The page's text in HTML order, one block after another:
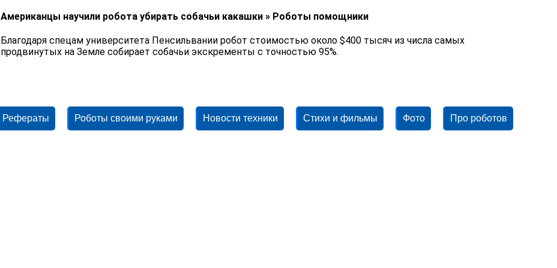
Американцы научили робота убирать собачьи какашки » Роботы помощники
Благодаря спецам университета Пенсильвании робот стоимостью около $400 тысяч из числа самых
продвинутых на Земле собирает собачьи экскременты с точностью 95%.
Рефераты Роботы своими руками Новости техники Стихи и фильмы Фото Про роботов